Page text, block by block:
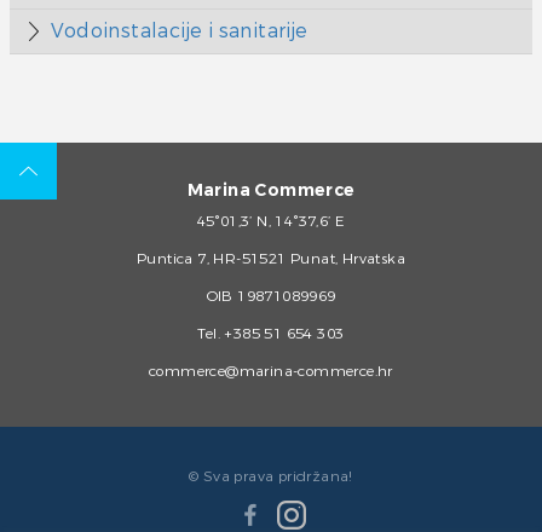
Vodoinstalacije i sanitarije
Marina Commerce
45°01,3’ N, 14°37,6’ E
Puntica 7, HR-51521 Punat, Hrvatska
OIB 19871089969
Tel. +385 51 654 303
commerce@marina-commerce.hr
© Sva prava pridržana!